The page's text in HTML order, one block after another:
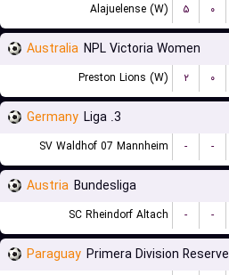
Alajuelense (W) ۵ ۰
Australia NPL Victoria Women
Preston Lions (W) ۲ ۰
Germany 3. Liga
SV Waldhof 07 Mannheim - -
Austria Bundesliga
SC Rheindorf Altach - -
Paraguay Primera Division Reserve